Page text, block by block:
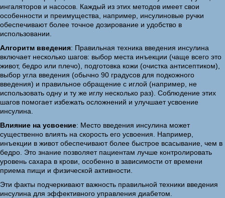
ингаляторов и насосов. Каждый из этих методов имеет свои
особенности и преимущества, например, инсулиновые ручки
обеспечивают более точное дозирование и удобство в
использовании.
Алгоритм введения: Правильная техника введения инсулина
включает несколько шагов: выбор места инъекции (чаще всего это
живот, бедро или плечо), подготовка кожи (очистка антисептиком),
выбор угла введения (обычно 90 градусов для подкожного
введения) и правильное обращение с иглой (например, не
использовать одну и ту же иглу несколько раз). Соблюдение этих
шагов помогает избежать осложнений и улучшает усвоение
инсулина.
Влияние на усвоение: Место введения инсулина может
существенно влиять на скорость его усвоения. Например,
инъекции в живот обеспечивают более быстрое всасывание, чем в
бедро. Это знание позволяет пациентам лучше контролировать
уровень сахара в крови, особенно в зависимости от времени
приема пищи и физической активности.
Эти факты подчеркивают важность правильной техники введения
инсулина для эффективного управления диабетом.